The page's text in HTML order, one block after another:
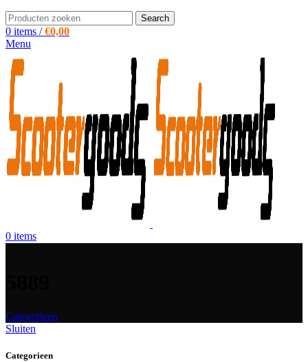
Search
0 items / €0,00
Menu
0 items
Categorieen
Sluiten
Categorieen